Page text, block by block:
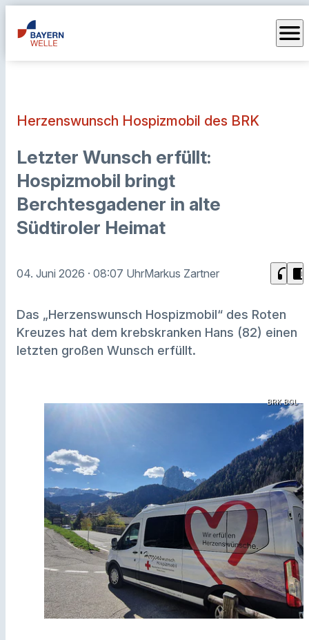
menu
Herzenswunsch Hospizmobil des BRK
Letzter Wunsch erfüllt:
Hospizmobil bringt
Berchtesgadener in alte
Südtiroler Heimat
04. Juni 2026 · 08:07 UhrMarkus Zartner headphones chrome_reader_mode
Das „Herzenswunsch Hospizmobil“ des Roten
Kreuzes hat dem krebskranken Hans (82) einen
letzten großen Wunsch erfüllt.
BRK BGL